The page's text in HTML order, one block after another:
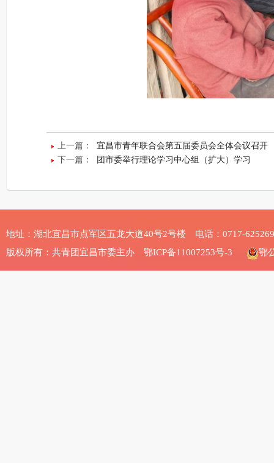
上一篇： 宜昌市青年联合会第五届委员会全体会议召开
下一篇：
团市委举行理论学习中心组（扩大）学习
地址：湖北宜昌市点军区五龙大道40号2号楼 电话：0717-
版权所有：共青团宜昌市委主办 鄂ICP备11007253号-3 鄂